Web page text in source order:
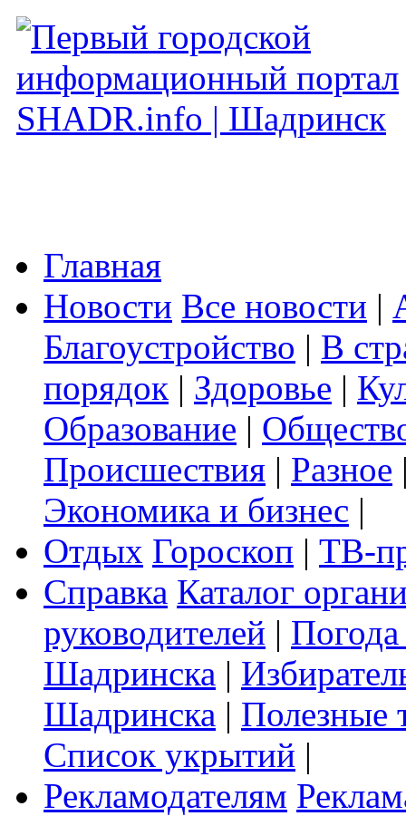
Главная
Новости Все новости |
Благоустройство | В
порядок | Здоровье |
Образование |
Происшествия | Разное
Экономика и бизнес |
Отдых Гороскоп | ТВ-
Справка Каталог
руководителей |
Шадринска |
Шадринска | Полезные
Список укрытий |
Рекламодателям